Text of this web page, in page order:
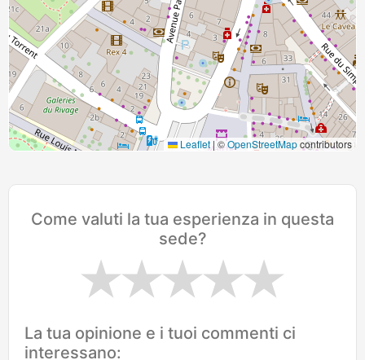
Leaflet|©OpenStreetMapcontributors
Come valuti la tua esperienza in questa
sede?
La tua opinione e i tuoi commenti ci
interessano: